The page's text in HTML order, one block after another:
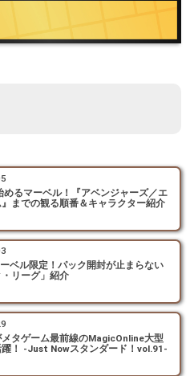
めるマーベル！『アベンジャーズ／エ
までの観る順番＆キャラクター紹介
ベル限定！パック開封が止まらない
・リーグ」紹介
タゲーム最前線のMagicOnline大型
！ -Just Nowスタンダード！vol.91-